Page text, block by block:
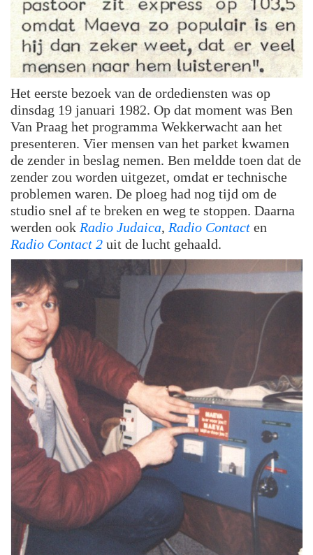
Het eerste bezoek van de ordediensten was op
dinsdag 19 januari 1982. Op dat moment was Ben
Van Praag het programma Wekkerwacht aan het
presenteren. Vier mensen van het parket kwamen
de zender in beslag nemen. Ben meldde toen dat de
zender zou worden uitgezet, omdat er technische
problemen waren. De ploeg had nog tijd om de
studio snel af te breken en weg te stoppen. Daarna
werden ook Radio Judaica, Radio Contact en
Radio Contact 2 uit de lucht gehaald.